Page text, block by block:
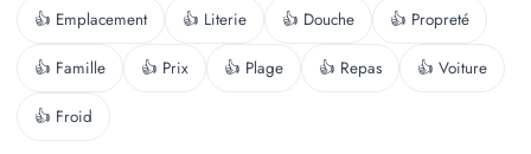
👍 Emplacement 👍 Literie 👍 Douche 👍 Propreté
👍 Famille 👍 Prix 👍 Plage 👍 Repas 👍 Voiture
👍 Froid